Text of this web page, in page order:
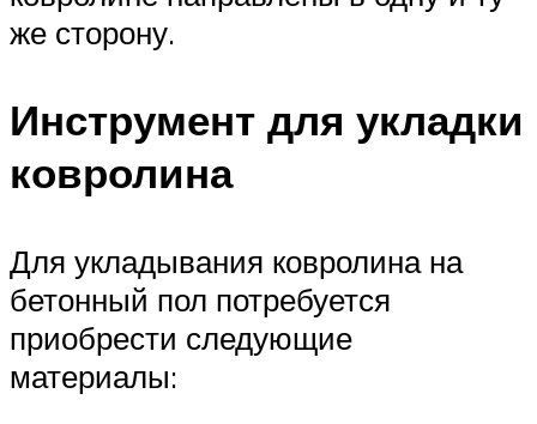
же сторону.
Инструмент для укладки
ковролина
Для укладывания ковролина на
бетонный пол потребуется
приобрести следующие
материалы: